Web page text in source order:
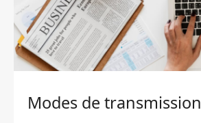
Modes de transmission